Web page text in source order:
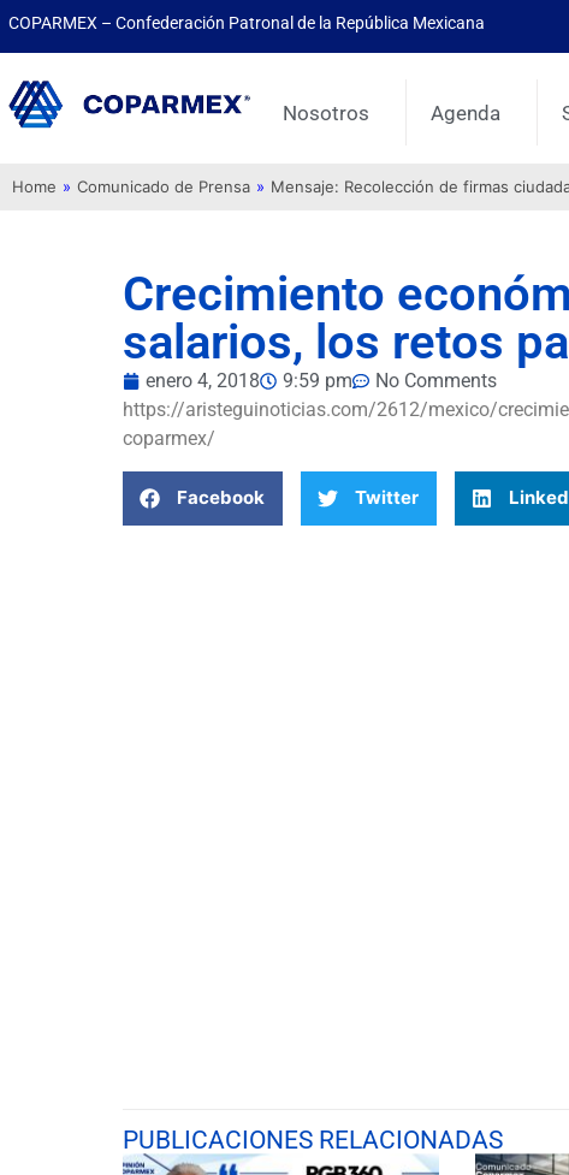
COPARMEX – Confederación Patronal de la República Mexicana
Nosotros Agenda
Home » Comunicado de Prensa » Mensaje: Recolección de firmas
Crecimiento
salarios, los retos
enero 4, 2018 9:59 pm
No Comments
https://aristeguinoticias.com/2612/mexico/
coparmex/
Facebook Twitter
PUBLICACIONES RELACIONADAS